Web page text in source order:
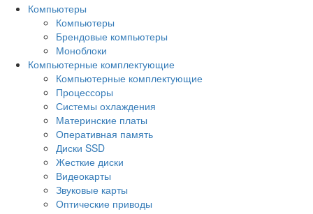
Компьютеры
Компьютеры
Брендовые компьютеры
Моноблоки
Компьютерные комплектующие
Компьютерные комплектующие
Процессоры
Системы охлаждения
Материнские платы
Оперативная память
Диски SSD
Жесткие диски
Видеокарты
Звуковые карты
Оптические приводы